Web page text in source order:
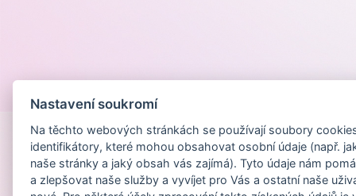
Nastavení soukromí
Na těchto webových stránkách se používají soubory
identifikátory, které mohou obsahovat osobní údaje (např.
naše stránky a jaký obsah vás zajímá). Tyto údaje nám
a zlepšovat naše služby a vyvíjet pro Vás a ostatní naše